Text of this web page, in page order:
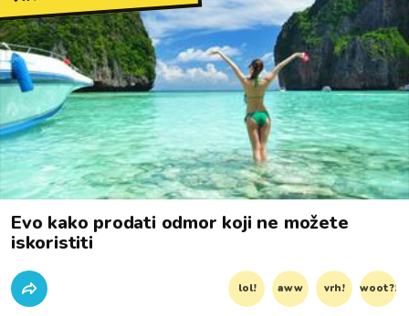
Evo kako prodati odmor koji ne možete
iskoristiti
lol! aww vrh! woot?!